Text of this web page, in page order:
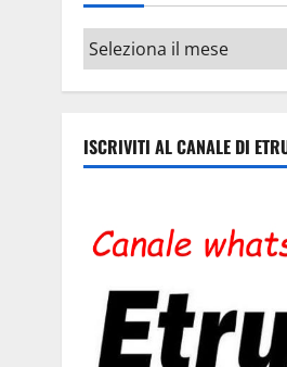
Archivi
ISCRIVITI AL CANALE DI